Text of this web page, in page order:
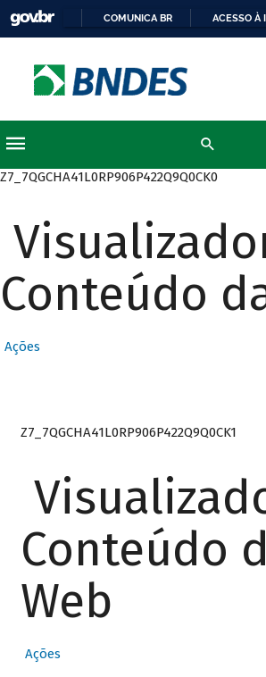
COMUNICA BR ACESSO À
Z7_7QGCHA41L0RP906P422Q9Q0CK0
Conteúdo
Ações
Z7_7QGCHA41L0RP906P422Q9Q0CK1
Conteúdo
Web
Ações